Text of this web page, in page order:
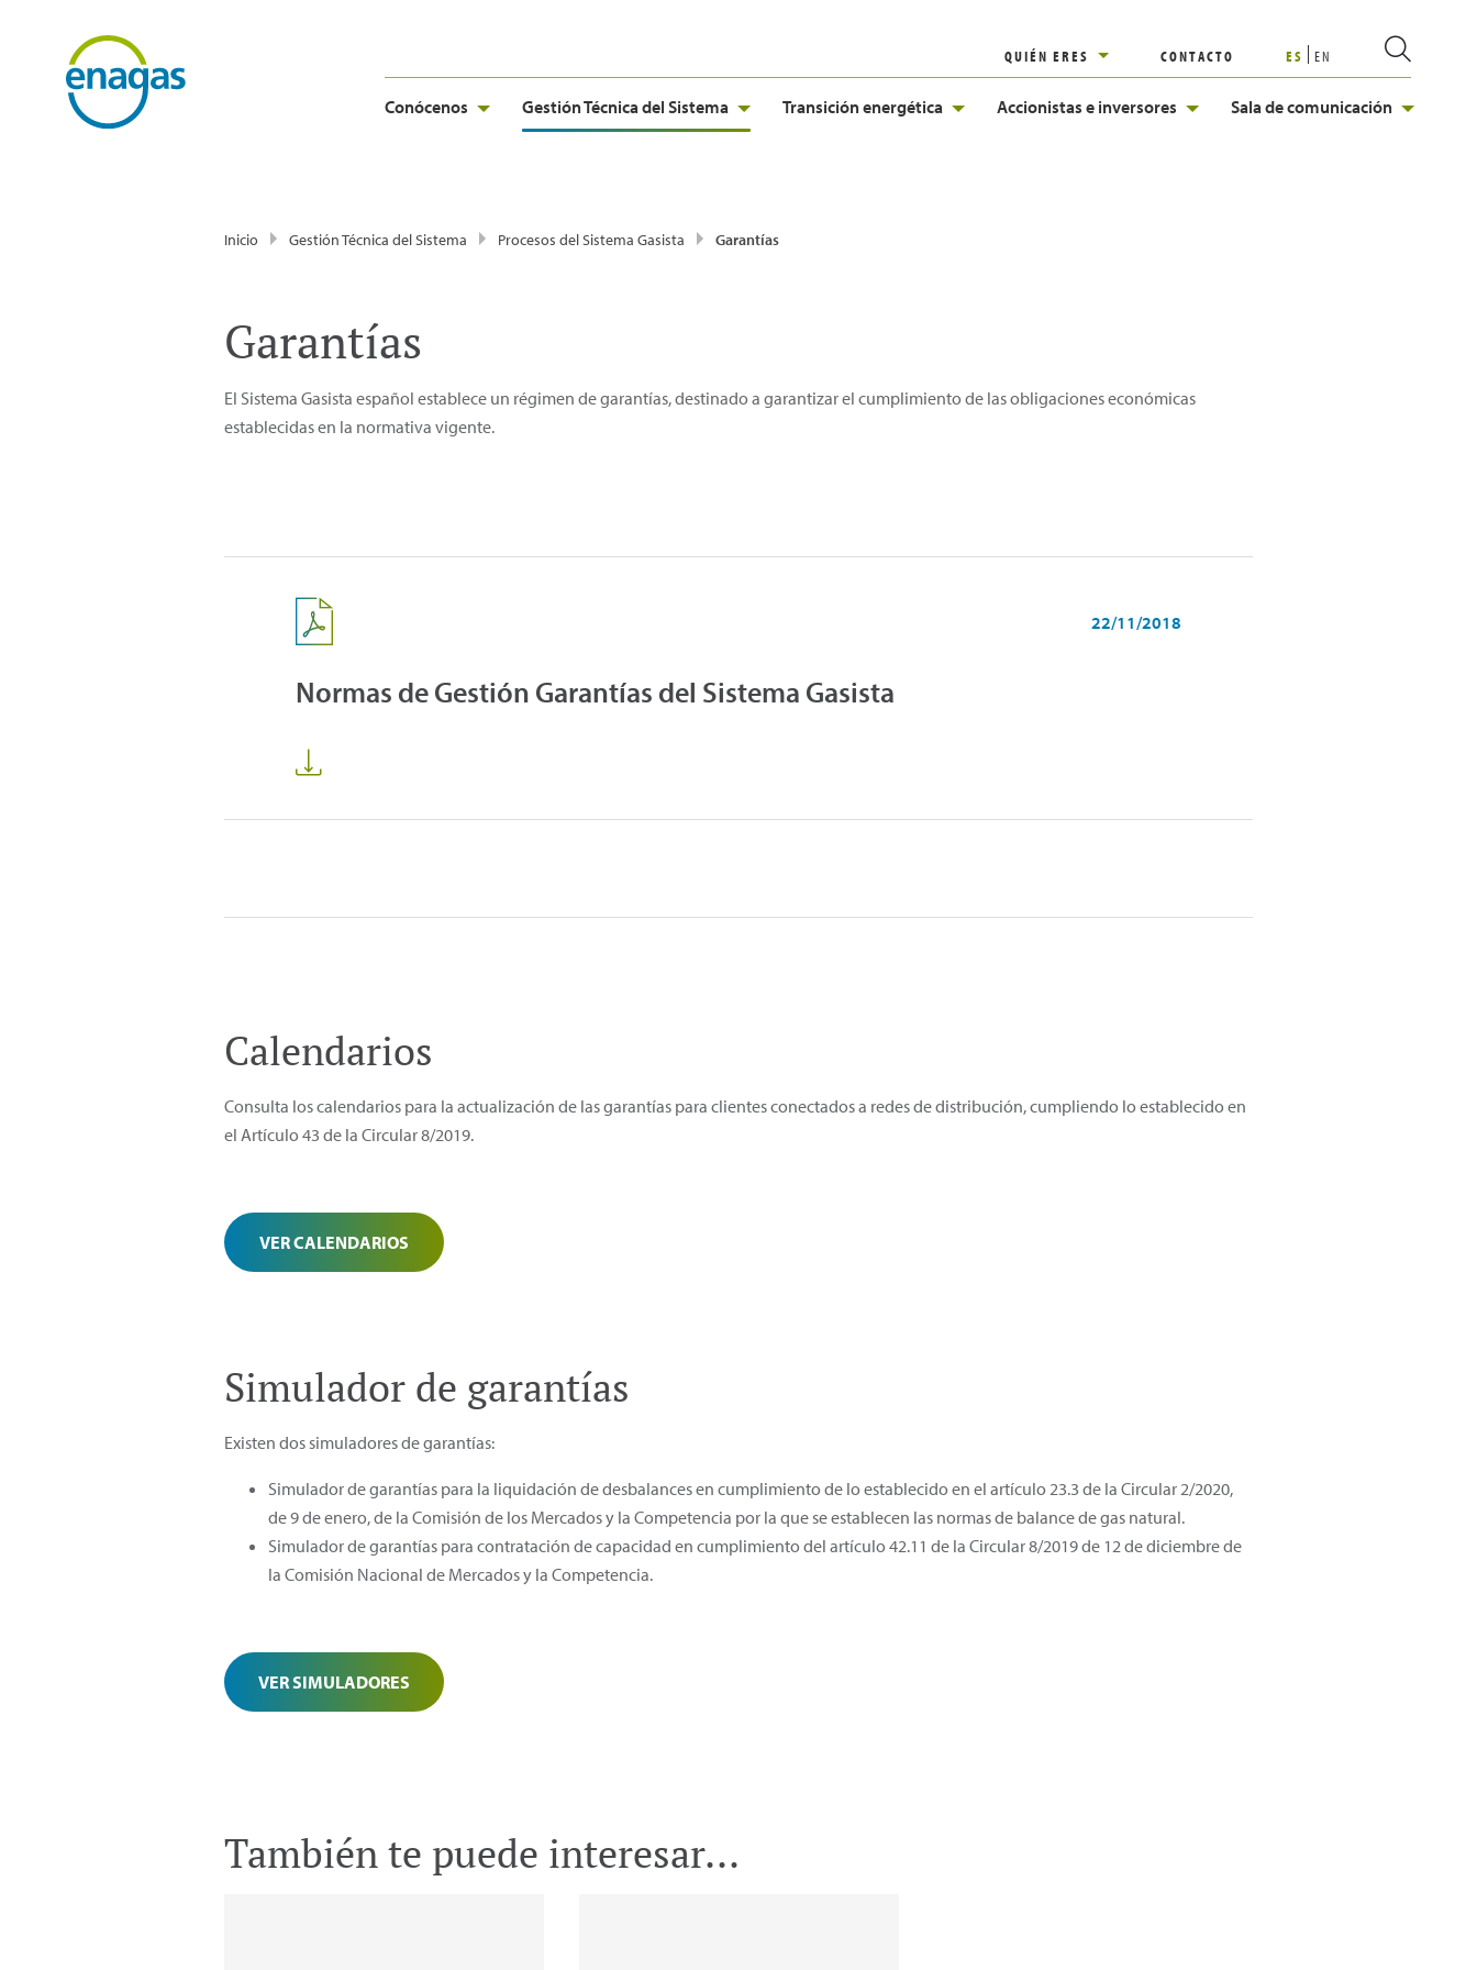
QUIÉN ERES CONTACTO ES EN
Conócenos Gestión Técnica del Sistema Transición energética Accionistas e inversores Sala de comunicación
Inicio Gestión Técnica del Sistema Procesos del Sistema Gasista Garantías
Garantías
El Sistema Gasista español establece un régimen de garantías, destinado a garantizar el cumplimiento de las obligaciones económicas
establecidas en la normativa vigente.
22/11/2018
Normas de Gestión Garantías del Sistema Gasista
Calendarios
Consulta los calendarios para la actualización de las garantías para clientes conectados a redes de distribución, cumpliendo lo establecido en
el Artículo 43 de la Circular 8/2019.
VER CALENDARIOS
Simulador de garantías
Existen dos simuladores de garantías:
Simulador de garantías para la liquidación de desbalances en cumplimiento de lo establecido en el artículo 23.3 de la Circular 2/2020,
de 9 de enero, de la Comisión de los Mercados y la Competencia por la que se establecen las normas de balance de gas natural.
Simulador de garantías para contratación de capacidad en cumplimiento del artículo 42.11 de la Circular 8/2019 de 12 de diciembre de
la Comisión Nacional de Mercados y la Competencia.
VER SIMULADORES
También te puede interesar...